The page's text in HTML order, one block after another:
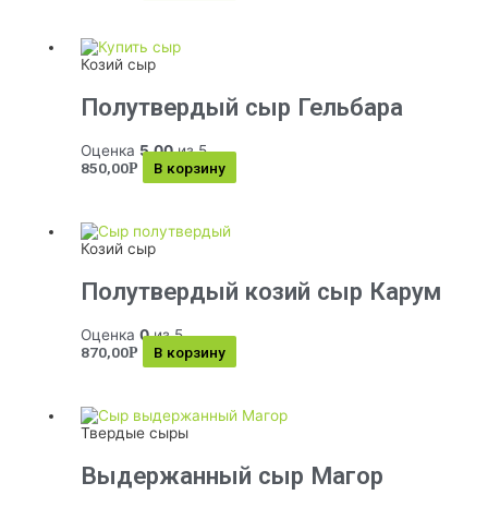
Козий сыр
Полутвердый сыр Гельбара
Оценка 5.00из 5
850,00Р В корзину
Козий сыр
Полутвердый козий сыр Карум
Оценка 0из 5
870,00Р В корзину
Твердые сыры
Выдержанный сыр Магор